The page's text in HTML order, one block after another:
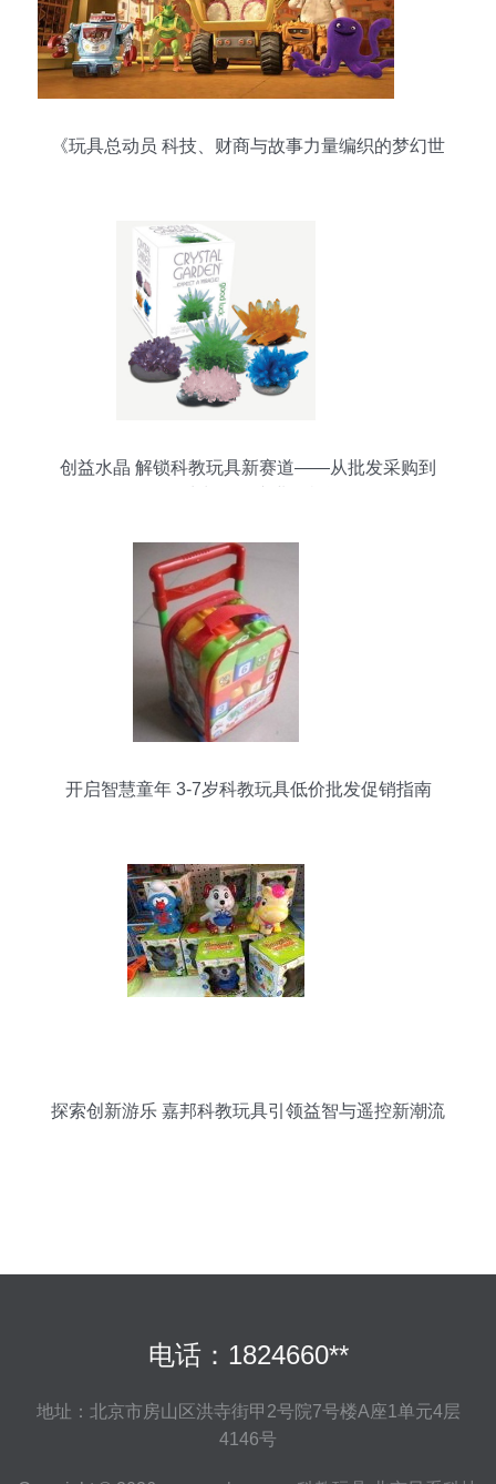
《玩具总动员 科技、财商与故事力量编织的梦幻世
创益水晶 解锁科教玩具新赛道——从批发采购到
开启智慧童年 3-7岁科教玩具低价批发促销指南
探索创新游乐 嘉邦科教玩具引领益智与遥控新潮流
电话：1824660**
地址：北京市房山区洪寺街甲2号院7号楼A座1单元4层
4146号